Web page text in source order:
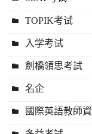
TOPIK考试
入学考试
劍橋領思考試
名企
國際英語教師